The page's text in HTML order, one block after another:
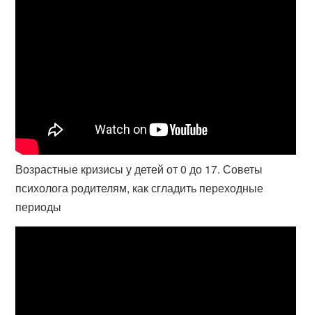
Возрастные кризисы у детей от 0 до 17. Советы
психолога родителям, как сгладить переходные
периоды